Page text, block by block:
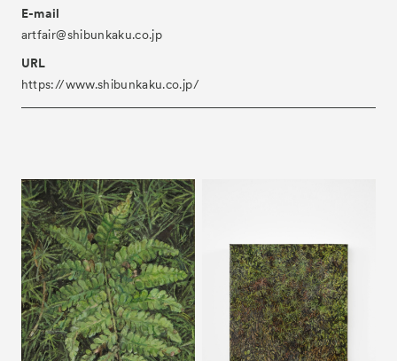
E-mail
artfair@shibunkaku.co.jp
URL
https://www.shibunkaku.co.jp/